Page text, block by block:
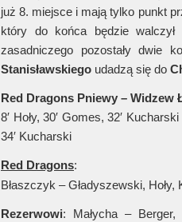
już 8. miejsce i mają tylko punkt
który do końca będzie
zasadniczego pozostały dwie
Stanisławskiego udadzą się do
Red Dragons Pniewy – Widzew
8′ Hoły, 30′ Gomes, 32′
34′ Kucharski
Red Dragons:
Błaszczyk – Gładyszewski,
Rezerwowi: Małycha – Berger,